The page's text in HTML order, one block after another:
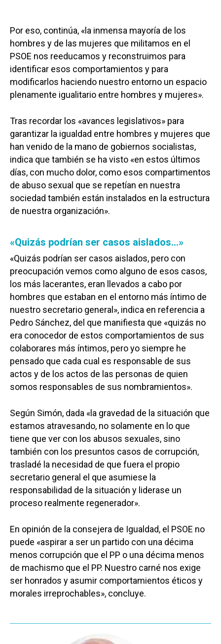
Por eso, continúa, «la inmensa mayoría de los
hombres y de las mujeres que militamos en el
PSOE nos reeducamos y reconstruimos para
identificar esos comportamientos y para
modificarlos haciendo nuestro entorno un espacio
plenamente igualitario entre hombres y mujeres».
Tras recordar los «avances legislativos» para
garantizar la igualdad entre hombres y mujeres que
han venido de la mano de gobiernos socialistas,
indica que también se ha visto «en estos últimos
días, con mucho dolor, como esos compartimentos
de abuso sexual que se repetían en nuestra
sociedad también están instalados en la estructura
de nuestra organización».
«Quizás podrían ser casos aislados…»
«Quizás podrían ser casos aislados, pero con
preocupación vemos como alguno de esos casos,
los más lacerantes, eran llevados a cabo por
hombres que estaban en el entorno más íntimo de
nuestro secretario general», indica en referencia a
Pedro Sánchez, del que manifiesta que «quizás no
era conocedor de estos comportamientos de sus
colaborares más íntimos, pero yo siempre he
pensado que cada cual es responsable de sus
actos y de los actos de las personas de quien
somos responsables de sus nombramientos».
Según Simón, dada «la gravedad de la situación que
estamos atravesando, no solamente en lo que
tiene que ver con los abusos sexuales, sino
también con los presuntos casos de corrupción,
trasladé la necesidad de que fuera el propio
secretario general el que asumiese la
responsabilidad de la situación y liderase un
proceso realmente regenerador».
En opinión de la consejera de Igualdad, el PSOE no
puede «aspirar a ser un partido con una décima
menos corrupción que el PP o una décima menos
de machismo que el PP. Nuestro carné nos exige
ser honrados y asumir comportamientos éticos y
morales irreprochables», concluye.